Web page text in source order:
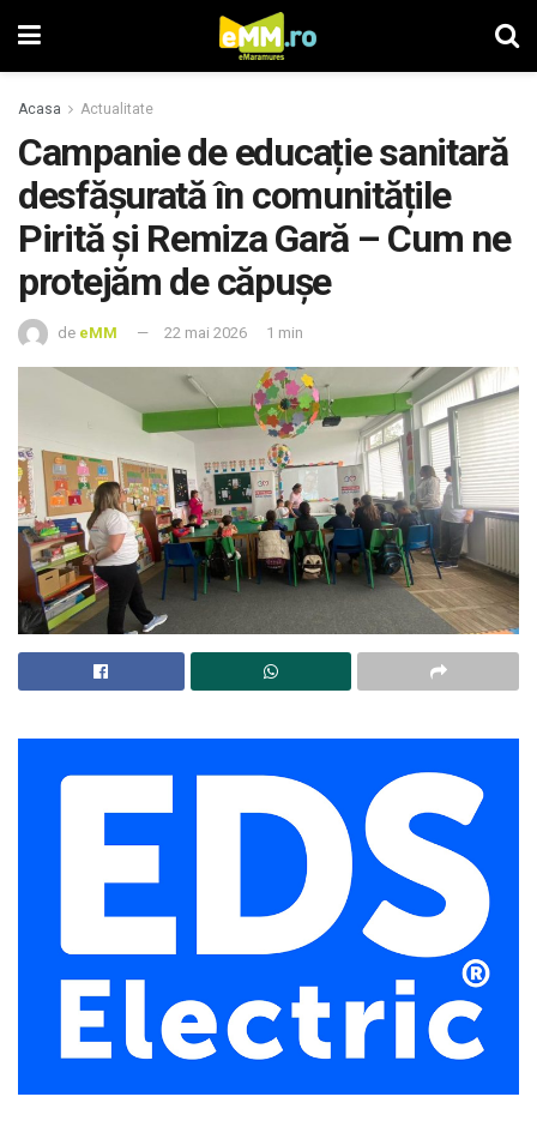
Acasa Actualitate
Campanie de educație sanitară
desfășurată în comunitățile
Pirită și Remiza Gară – Cum ne
protejăm de căpușe
de eMM 22 mai 2026 1 min